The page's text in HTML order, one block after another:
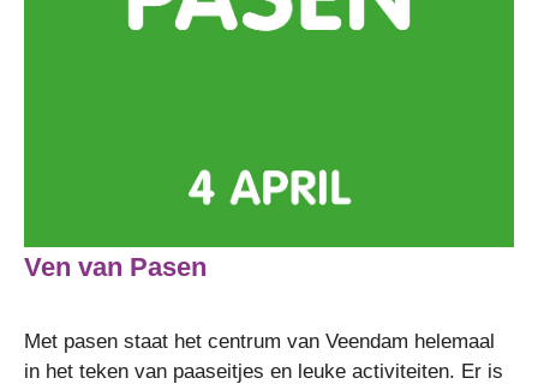
Ven van Pasen
Met pasen staat het centrum van Veendam helemaal
in het teken van paaseitjes en leuke activiteiten. Er is